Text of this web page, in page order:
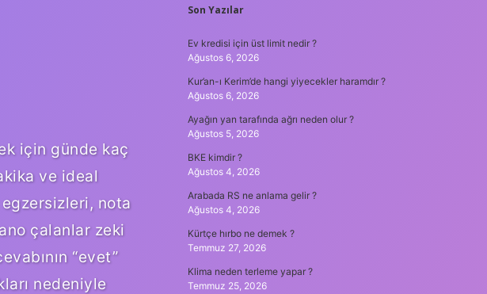
için günde kaç
ve ideal
nota
çalanlar zeki
“evet”
nedeniyle
SIDEBAR
Son Yazılar
Ev kredisi için üst limit nedir ?
Ağustos 6, 2026
Kur’an-ı Kerim’de hangi yiyecekler haramdır ?
Ağustos 6, 2026
Ayağın yan tarafında ağrı neden olur ?
Ağustos 5, 2026
BKE kimdir ?
Ağustos 4, 2026
Arabada RS ne anlama gelir ?
Ağustos 4, 2026
Kürtçe hırbo ne demek ?
Temmuz 27, 2026
Klima neden terleme yapar ?
Temmuz 25, 2026